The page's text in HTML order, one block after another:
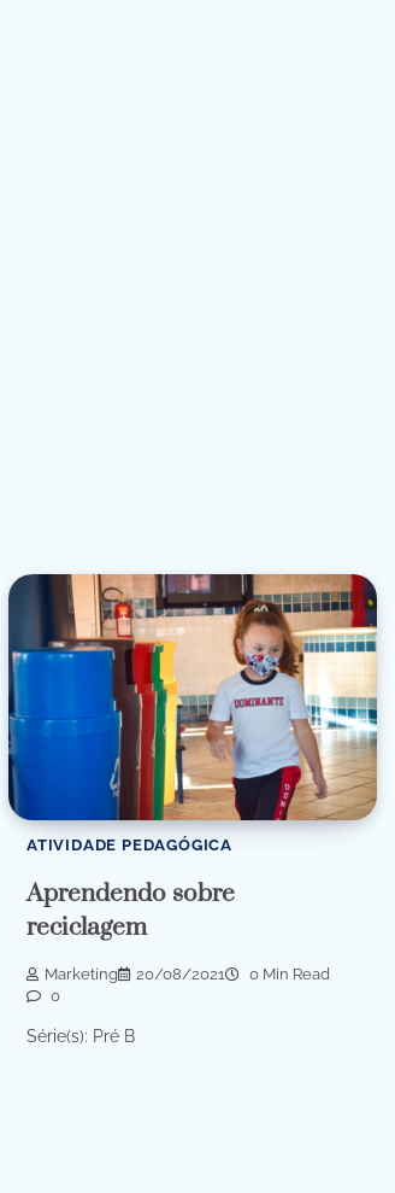
ATIVIDADE PEDAGÓGICA
Aprendendo sobre
reciclagem
Marketing 20/08/2021
0 Min Read
0
Série(s): Pré B